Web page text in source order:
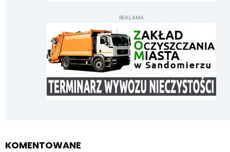
REKLAMA
KOMENTOWANE